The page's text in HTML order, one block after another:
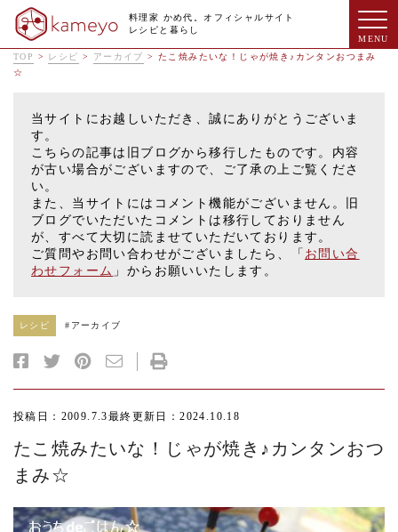
料理家 かめ代。オフィシャルサイト
レシピと暮らし
TOP > レシピ > アーカイブ >たこ焼みたいな！じゃが焼き♪カンタンおつまみ
☆
当サイトにお越しいただき、誠にありがとうございま
す。
こちらの記事は旧ブログから移行したものです。内容
が古い場合がございますので、ご了承の上ご覧くださ
い。
また、当サイトにはコメント機能がございません。旧
ブログでいただいたコメントは移行しておりません
が、すべて大切に読ませていただいております。
ご質問やお問い合わせがございましたら、「 お問い合
わせフォーム 」からお願いいたします。
レシピ # アーカイブ
投稿日：2009.7.3最終更新日：2024.10.18
たこ焼みたいな！じゃが焼き♪カンタンおつ
まみ☆